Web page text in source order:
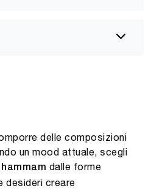
delle composizioni
un mood attuale, scegli
hammam dalle forme
desideri creare